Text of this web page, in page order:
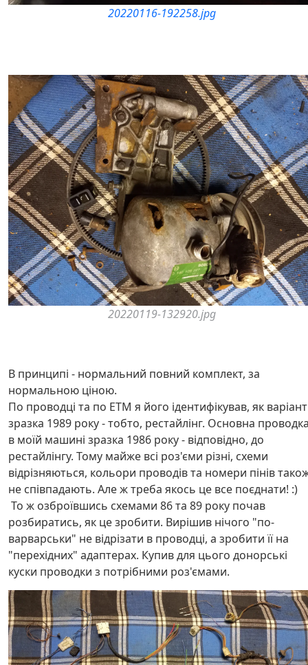
20220116-192258.jpg
20220119-132920.jpg
В принципі - нормальний повний комплект, за
нормальною ціною.
По проводці та по ETM я його ідентифікував, як варіант
зразка 1989 року - тобто, рестайлінг. Основна
в моїй машині зразка 1986 року - відповідно, до
рестайлінгу. Тому майже всі роз'єми різні, схеми
відрізняються, кольори проводів та номери пінів
не співпадають. Але ж треба якось це все поєднати! :)
То ж озброївшись схемами 86 та 89 року почав
розбиратись, як це зробити. Вирішив нічого "по-
варварськи" не відрізати в проводці, а зробити її на
"перехідних" адаптерах. Купив для цього донорські
куски проводки з потрібними роз'ємами.